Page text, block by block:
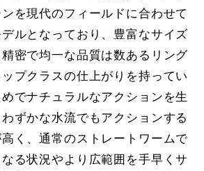
を現代のフィールドに合わせて
ルとなっており、豊富なサイズ
密で均一な品質は数あるリング
プクラスの仕上がりを持ってい
でナチュラルなアクションを生
ずかな水流でもアクションする
く、通常のストレートワームで
る状況やより広範囲を手早くサ